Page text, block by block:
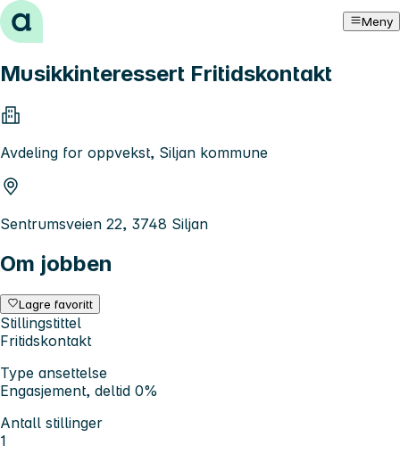
Hopp til innhold Meny
Musikkinteressert Fritidskontakt
Avdeling for oppvekst, Siljan kommune
Sentrumsveien 22, 3748 Siljan
Om jobben
Lagre favoritt
Stillingstittel
Fritidskontakt
Type ansettelse
Engasjement, deltid 0%
Antall stillinger
1